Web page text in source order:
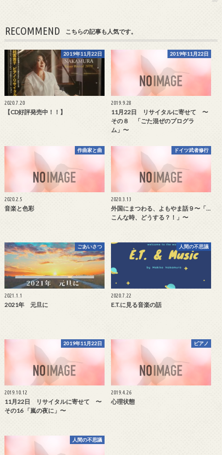
RECOMMEND こちらの記事も人気です。
2019年11月22日
2020.7.20
【CD好評発売中！！】
2019年11月22日
2019.9.28
11月22日 リサイタルに寄せて 〜
その８ 「ごた混ぜのプログラ
ム」〜
作曲家と曲
2020.2.5
音楽と色彩
ドイツ武者修行
2020.3.13
外国にまつわる、よもやま話９〜「…
こんな時、どうする？！」〜
ごあいさつ
2021.1.1
2021年 元旦に
人間の不思議
2020.7.22
E.T.に見る音楽の話
2019年11月22日
2019.10.12
11月22日 リサイタルに寄せて 〜
その16 「嵐の夜に」〜
ピアノ
2019.4.26
心理状態
人間の不思議